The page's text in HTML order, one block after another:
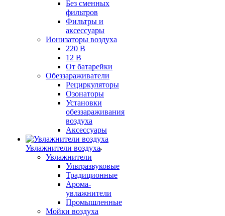
Без сменных
фильтров
Фильтры и
аксессуары
Ионизаторы воздуха
220 В
12 В
От батарейки
Обеззараживатели
Рециркуляторы
Озонаторы
Установки
обеззараживания
воздуха
Аксессуары
Увлажнители воздуха
Увлажнители
Ультразвуковые
Традиционные
Арома-
увлажнители
Промышленные
Мойки воздуха